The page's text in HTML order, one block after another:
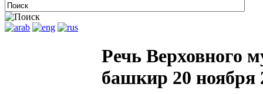
Речь Верховного
башкир 20 ноября